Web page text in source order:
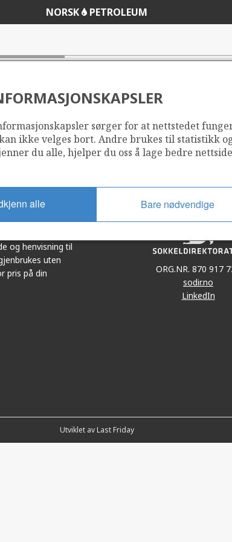
NORSK PETROLEUM
sørger for at nettstedet
ikke velges bort. Andre brukes til statistikk
du alle, hjelper du oss å lage bedre
alle Bare nødvendige
Illustrasjoner,
og henvisning til
uten
pris på din
ORG.NR. 870 917
sodir.no
LinkedIn
Utviklet av Last Friday